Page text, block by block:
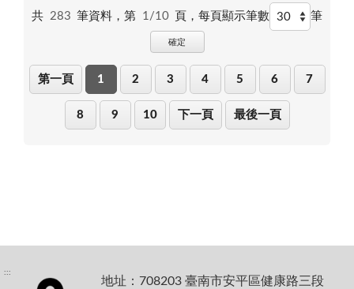
共 283 筆資料，第 1/10 頁，每頁顯示筆數 筆
確定
第一頁 1 2 3 4 5 6 7
8 9 10 下一頁 最後一頁
:::
地址：708203 臺南市安平區健康路三段